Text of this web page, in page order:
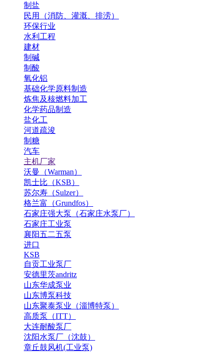
制盐
民用（消防、灌溉、排涝）
环保行业
水利工程
建材
制碱
制酸
氧化铝
基础化学原料制造
炼焦及核燃料加工
化学药品制造
盐化工
河道疏浚
制糖
汽车
主机厂家
沃曼（Warman）
凯士比（KSB）
苏尔寿（Sulzer）
格兰富（Grundfos）
石家庄强大泵（石家庄水泵厂）
石家庄工业泵
襄阳五二五泵
进口
KSB
自贡工业泵厂
安德里茨andritz
山东华成泵业
山东博泵科技
山东聚泰泵业（淄博特泵）
高质泵（ITT）
大连耐酸泵厂
沈阳水泵厂（沈鼓）
章丘鼓风机(工业泵)